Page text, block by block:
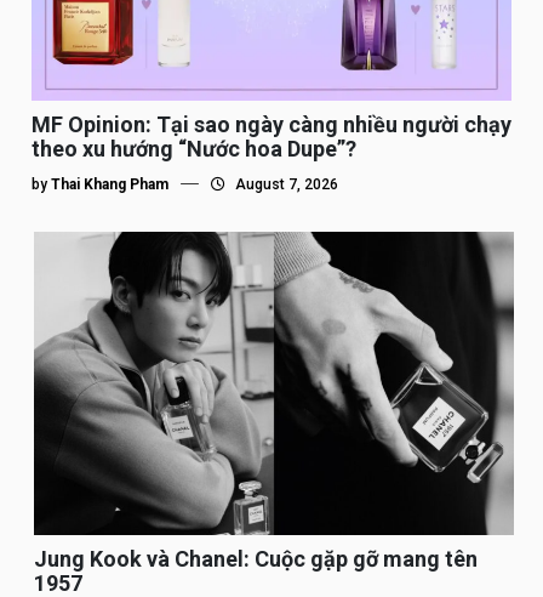
MF Opinion: Tại sao ngày càng nhiều người chạy
theo xu hướng “Nước hoa Dupe”?
by Thai Khang Pham August 7, 2026
Jung Kook và Chanel: Cuộc gặp gỡ mang tên
1957